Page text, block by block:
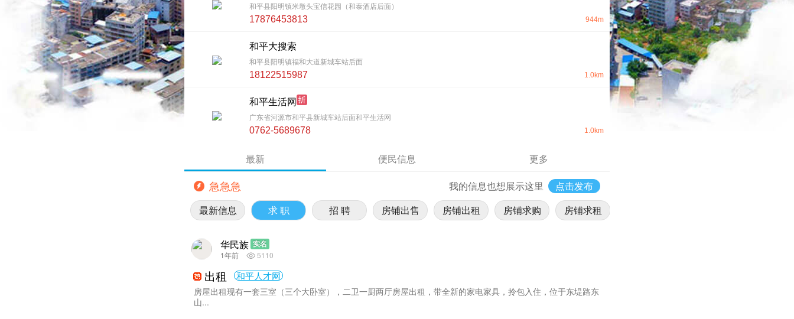
和平县阳明镇米墩头宝信花园（和泰酒店后面）
17876453813
944m
和平大搜索
和平县阳明镇福和大道新城车站后面
18122515987
1.0km
和平生活网
广东省河源市和平县新城车站后面和平生活网
0762-5689678
1.0km
最新 便民信息 更多
急急急 我的信息也想展示这里
点击发布
最新信息
求 职 招 聘 房铺出售 房铺出租 房铺求购 房铺求租
实名
华民族
1年前 5110
出租 和平人才网
房屋出租现有一套三室（三个大卧室），二卫一厨两厅房屋出租，带全新的家电家具，拎包入住，位于东堤路东
山...